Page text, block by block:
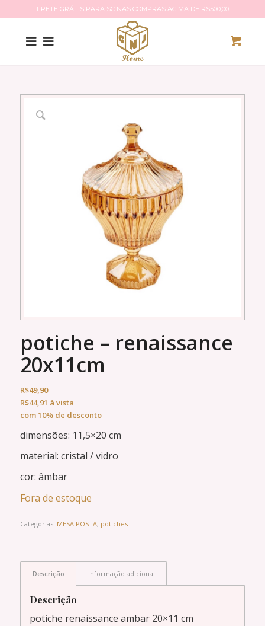
FRETE GRÁTIS PARA SC NAS COMPRAS ACIMA DE R$500,00
potiche – renaissance
20x11cm
R$49,90
R$44,91 à vista
com 10% de desconto
dimensões: 11,5×20 cm
material: cristal / vidro
cor: âmbar
Fora de estoque
Categorias: MESA POSTA, potiches
Descrição Informação adicional
Descrição
potiche renaissance ambar 20×11 cm